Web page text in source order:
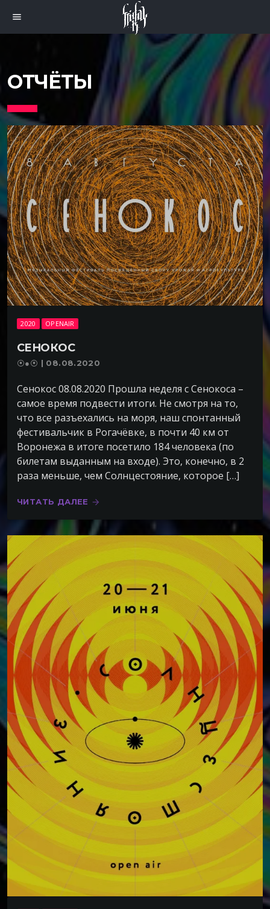
menu
ОТЧЁТЫ
2020 OPENAIR
СЕНОКОС
⦿●⦿ | 08.08.2020
Сенокос 08.08.2020 Прошла неделя с Сенокоса –
самое время подвести итоги. Не смотря на то,
что все разъехались на моря, наш спонтанный
фестивальчик в Рогачёвке, в почти 40 км от
Воронежа в итоге посетило 184 человека (по
билетам выданным на входе). Это, конечно, в 2
раза меньше, чем Солнцестояние, которое […]
ЧИТАТЬ ДАЛЕЕ arrow_forward